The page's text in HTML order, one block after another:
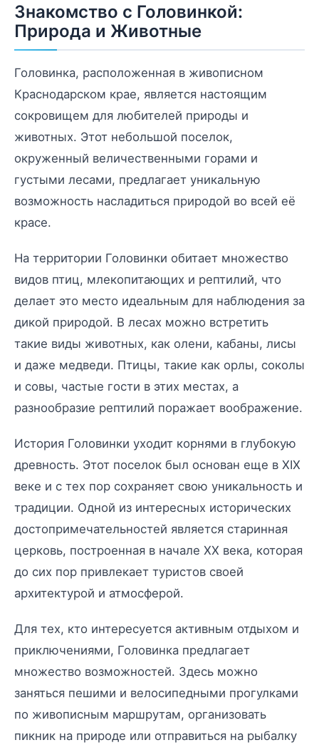
Знакомство с Головинкой:
Природа и Животные
Головинка, расположенная в живописном
Краснодарском крае, является настоящим
сокровищем для любителей природы и
животных. Этот небольшой поселок,
окруженный величественными горами и
густыми лесами, предлагает уникальную
возможность насладиться природой во всей её
красе.
На территории Головинки обитает множество
видов птиц, млекопитающих и рептилий, что
делает это место идеальным для наблюдения за
дикой природой. В лесах можно встретить
такие виды животных, как олени, кабаны, лисы
и даже медведи. Птицы, такие как орлы, соколы
и совы, частые гости в этих местах, а
разнообразие рептилий поражает воображение.
История Головинки уходит корнями в глубокую
древность. Этот поселок был основан еще в XIX
веке и с тех пор сохраняет свою уникальность и
традиции. Одной из интересных исторических
достопримечательностей является старинная
церковь, построенная в начале XX века, которая
до сих пор привлекает туристов своей
архитектурой и атмосферой.
Для тех, кто интересуется активным отдыхом и
приключениями, Головинка предлагает
множество возможностей. Здесь можно
заняться пешими и велосипедными прогулками
по живописным маршрутам, организовать
пикник на природе или отправиться на рыбалку